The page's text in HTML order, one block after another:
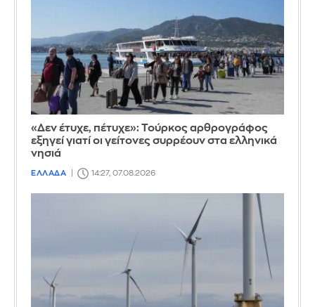
«Δεν έτυχε, πέτυχε»: Τούρκος αρθρογράφος
εξηγεί γιατί οι γείτονες συρρέουν στα ελληνικά
νησιά
ΕΛΛΑΔΑ 14:27, 07.08.2026